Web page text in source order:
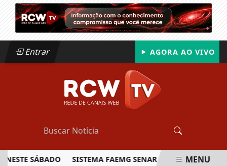
Entrar AGORA AO VIVO
SÁBADO SISTEMA FAEMG SENAR LANÇA O PRIMEIRO
MENU